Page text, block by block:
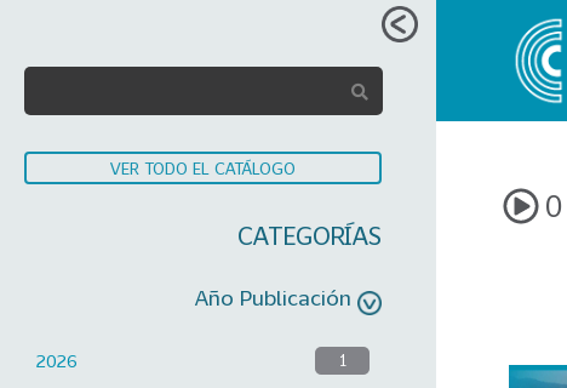
VER TODO EL CATÁLOGO
CATEGORÍAS
Año Publicación
2026 1
0